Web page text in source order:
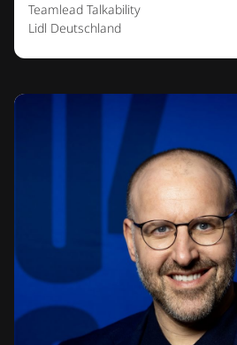
Teamlead Talkability
Lidl Deutschland